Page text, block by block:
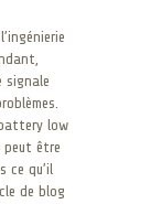
signale
low
peut être
ce qu’il
de blog